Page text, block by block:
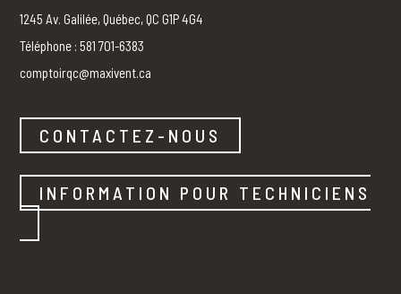
1245 Av. Galilée, Québec, QC G1P 4G4
Téléphone : 581 701-6383
comptoirqc@maxivent.ca
CONTACTEZ-NOUS
INFORMATION POUR TECHNICIENS